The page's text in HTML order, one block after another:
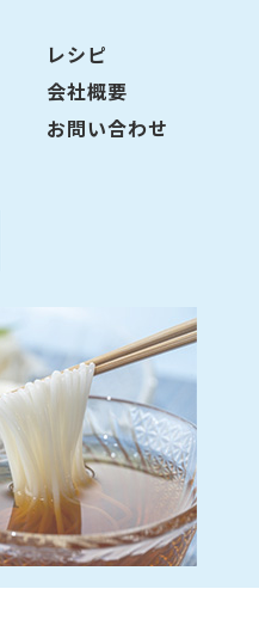
レシピ
会社概要
お問い合わせ